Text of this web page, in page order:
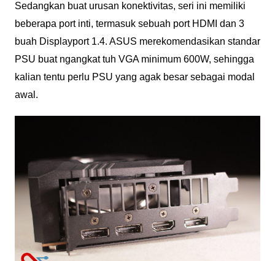
Sedangkan buat urusan konektivitas, seri ini memiliki
beberapa port inti, termasuk sebuah port HDMI dan 3
buah Displayport 1.4. ASUS merekomendasikan standar
PSU buat ngangkat tuh VGA minimum 600W, sehingga
kalian tentu perlu PSU yang agak besar sebagai modal
awal.